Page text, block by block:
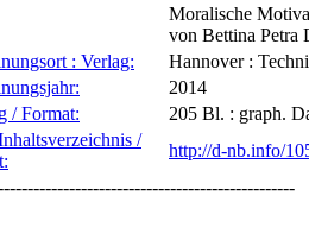
Moralische
von Bettina Petra
: Verlag:
Hannover :
2014
/ Format:
205 Bl. : graph.
/
http://d-nb.info/